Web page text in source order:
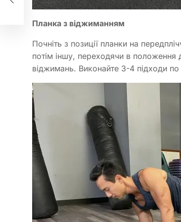
Планка з віджиманням
Почніть з позиції планки на
потім іншу, переходячи в
віджимань. Виконайте 3-4 підходи